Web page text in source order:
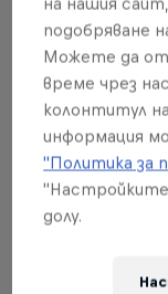
© Andrei Mosloc/Red
подобряване
Можете да
време чрез
колонтитул
информация
"Политика за
долу.